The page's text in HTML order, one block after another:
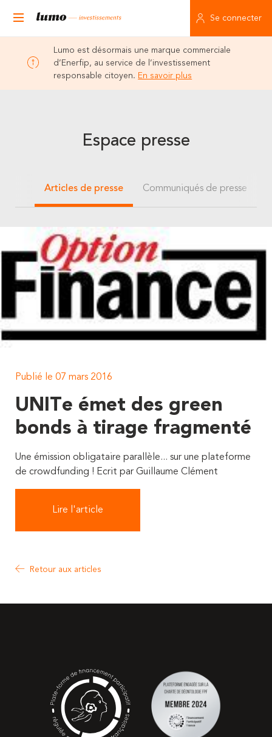
Se connecter
Lumo est désormais une marque commerciale
d’Enerfip, au service de l’investissement
responsable citoyen. En savoir plus
Espace presse
Articles de presse Communiqués de presse
Publié le 07 mars 2016
UNITe émet des green
bonds à tirage fragmenté
Une émission obligataire parallèle... sur une plateforme
de crowdfunding ! Ecrit par Guillaume Clément
Lire l'article
Retour aux articles